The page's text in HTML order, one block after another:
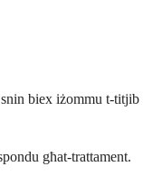
biex iżommu t-titjib
għat-trattament.